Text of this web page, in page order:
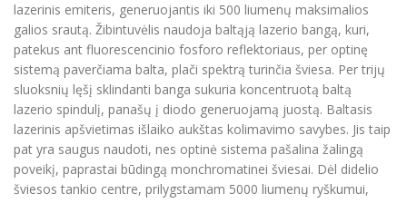
lazerinis emiteris, generuojantis iki 500 liumenų maksimalios
galios srautą. Žibintuvėlis naudoja baltąją lazerio bangą, kuri,
patekus ant fluorescencinio fosforo reflektoriaus, per optinę
sistemą paverčiama balta, plači spektrą turinčia šviesa. Per trijų
sluoksnių lęšį sklindanti banga sukuria koncentruotą baltą
lazerio spindulį, panašų į diodo generuojamą juostą. Baltasis
lazerinis apšvietimas išlaiko aukštas kolimavimo savybes. Jis taip
pat yra saugus naudoti, nes optinė sistema pašalina žalingą
poveikį, paprastai būdingą monchromatinei šviesai. Dėl didelio
šviesos tankio centre, prilygstamam 5000 liumenų ryškumui,